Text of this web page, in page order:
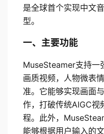
是全球首个实现中文
型。
一、主要功能
MuseSteamer支持一
画质视频，人物微表
准。它能够实现画面
作，打破传统AIGC视
程。此外，
能够根据用户输入的